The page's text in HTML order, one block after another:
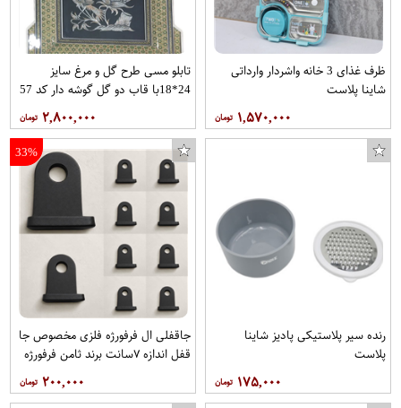
ظرف غذای 3 خانه واشردار وارداتی
شاینا پلاست
۱,۵۷۰,۰۰۰
تابلو مسی طرح گل و مرغ سایز
24*18با قاب دو گل گوشه دار کد 57
۲,۸۰۰,۰۰۰
رنده سیر پلاستیکی پادیز شاینا
پلاست
۱۷۵,۰۰۰
33%
جاقفلی ال فرفورژه فلزی مخصوص جا
قفل اندازه ۷سانت برند ثامن فرفورژه
۲۰۰,۰۰۰